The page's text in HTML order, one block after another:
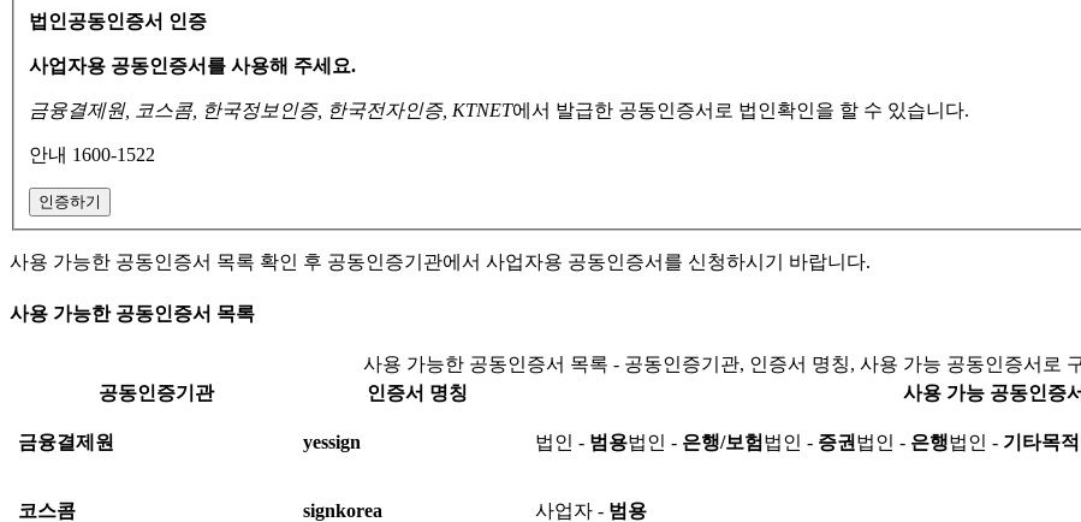
법인공동인증서 인증
사업자용 공동인증서를 사용해 주세요.
금융결제원, 코스콤, 한국정보인증, 한국전자인증, KTNET에서 발급한 공동인증서로 법인확인을 할 수 있습니다.
안내 1600-1522
인증하기
사용 가능한 공동인증서 목록 확인 후 공동인증기관에서 사업자용 공동인증서를 신청하시기 바랍니다.
사용 가능한 공동인증서 목록
사용 가능한 공동인증서 목록 - 공동인증기관, 인증서 명칭, 사용 가능 공동인증서로
공동인증기관
인증서 명칭 사용 가능 공동인증서
금융결제원 yessign 법인 - 범용법인 - 은행/보험 법인 - 증권 법인 - 은행법인 - 기타목적
코스콤 signkorea 사업자 - 범용